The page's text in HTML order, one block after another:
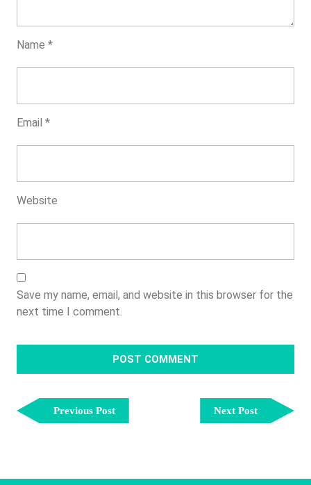
Name *
Email *
Website
Save my name, email, and website in this browser for the
next time I comment.
Post
Navigation
Previous PostPrevious
Post
Next Post
Next
Post